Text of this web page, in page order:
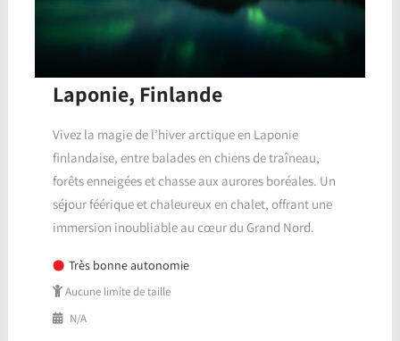
Laponie, Finlande
Vivez la magie de l’hiver arctique en Laponie
finlandaise, entre balades en chiens de traîneau,
forêts enneigées et chasse aux aurores boréales. Un
séjour féérique et chaleureux en chalet, offrant une
immersion inoubliable au cœur du Grand Nord.
Très bonne autonomie
Aucune limite de taille
N/A